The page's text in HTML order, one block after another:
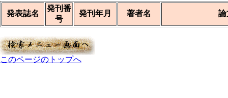
発表誌名
発刊番
号
発刊年月 著者名 論
このページのトップへ